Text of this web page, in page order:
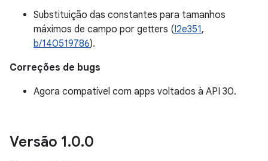
Substituição das constantes para tamanhos
máximos de campo por getters (I2e351,
b/140519786).
Correções de bugs
Agora compatível com apps voltados à API 30.
Versão 1.0.0